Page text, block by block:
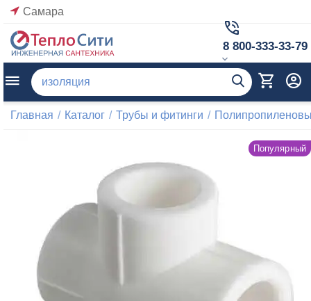
Самара
8 800-333-33-79
Главная / Каталог / Трубы и фитинги /
Популярный